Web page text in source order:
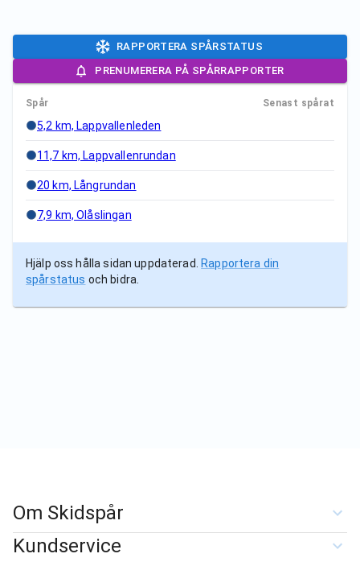
RAPPORTERA SPÅRSTATUS
PRENUMERERA PÅ SPÅRRAPPORTER
Spår Senast spårat
5,2 km, Lappvallenleden
11,7 km, Lappvallenrundan
20 km, Långrundan
7,9 km, Olåslingan
Hjälp oss hålla sidan uppdaterad.
Rapportera din
spårstatus och bidra.
Om Skidspår
Kundservice